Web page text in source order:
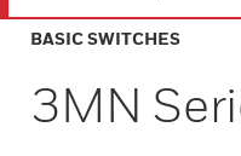
BASIC SWITCHES
3MN